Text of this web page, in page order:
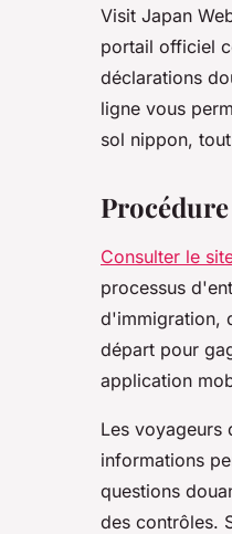
Visit Japan
portail officiel
déclarations
ligne vous
sol nippon,
Consulter le
processus
d'immigration,
départ pour
application
Les voyageurs
informations
questions
des contrôles.